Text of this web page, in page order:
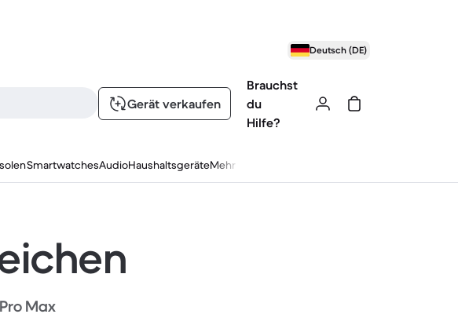
Deutsch (DE)
Gerät verkaufen
Brauchst
du
Hilfe?
SmartwatchesAudioHaushaltsgeräteMehr
Max